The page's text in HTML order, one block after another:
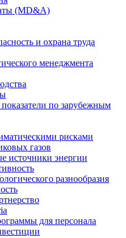
(MD&A)
и охрана труда
менеджмента
по зарубежным
рисками
газов
источники энергии
разнообразия
для персонала